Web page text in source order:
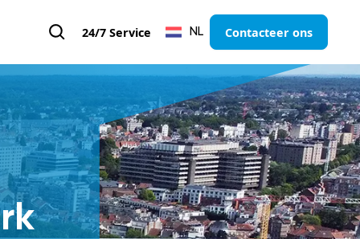
24/7 Service NL Contacteer ons